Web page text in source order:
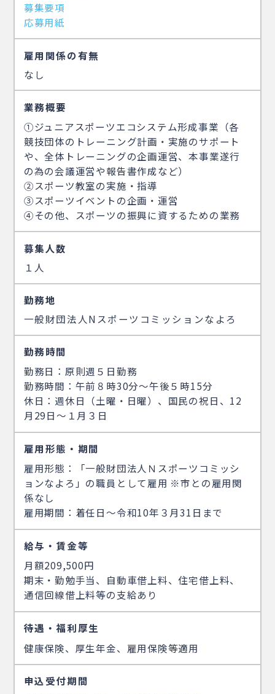
募集要項
応募用紙
雇用関係の有無
なし
業務概要
①ジュニアスポーツエコシステム形成事業（各
競技団体のトレーニング計画・実施のサポート
や、全体トレーニングの企画運営、本事業遂行
の為の会議運営や報告書作成など）
②スポーツ教室の実施・指導
③スポーツイベントの企画・運営
④その他、スポーツの振興に資するための業務
募集人数
１人
勤務地
一般財団法人Nスポーツコミッションなよろ
勤務時間
勤務日：原則週５日勤務
勤務時間：午前８時30分～午後５時15分
休日：週休日（土曜・日曜）、国民の祝日、12
月29日～１月３日
雇用形態・期間
雇用形態：「一般財団法人Ｎスポーツコミッシ
ョンなよろ」の職員として雇用 ※市との雇用関
係なし
雇用期間：着任日～令和10年３月31日まで
給与・賃金等
月額209,500円
期末・勤勉手当、自動車借上料、住宅借上料、
通信回線借上料等の支給あり
待遇・福利厚生
健康保険、厚生年金、雇用保険等適用
申込受付期間